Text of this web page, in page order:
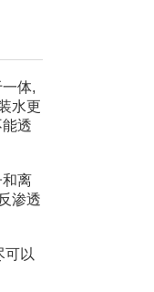
体,
水更
透
离
渗透
可以